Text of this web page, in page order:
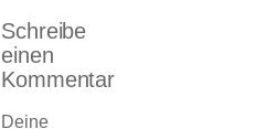
Schreibe
einen
Kommentar
Deine